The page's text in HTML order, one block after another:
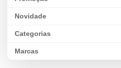
Novidade
Categorias
Marcas